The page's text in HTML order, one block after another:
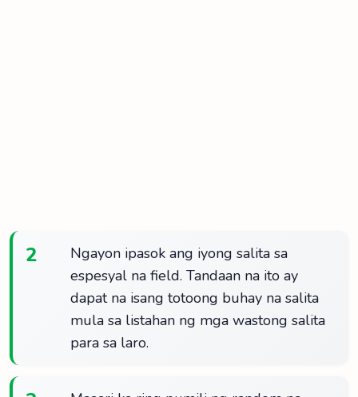
2
Ngayon ipasok ang iyong salita sa
espesyal na field. Tandaan na ito ay
dapat na isang totoong buhay na salita
mula sa listahan ng mga wastong salita
para sa laro.